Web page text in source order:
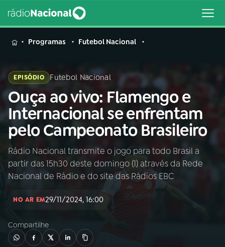
MENU
Buscar
na
Rádio
Nacional
Buscar
AO VIVO
Programas Futebol Nacional
EPISÓDIO Futebol Nacional
Ouça ao vivo: Flamengo e
Internacional se enfrentam
pelo Campeonato Brasileiro
Rádio Nacional transmite o jogo para todo Brasil a
partir das 15h30 deste domingo (1) através da Rede
Nacional de Rádio e do site das Rádios EBC
NO AR EM29/11/2024, 16:00
Compartilhe